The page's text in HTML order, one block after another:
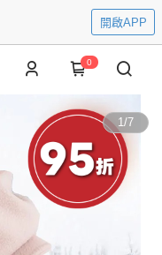
開啟APP
0
1/7